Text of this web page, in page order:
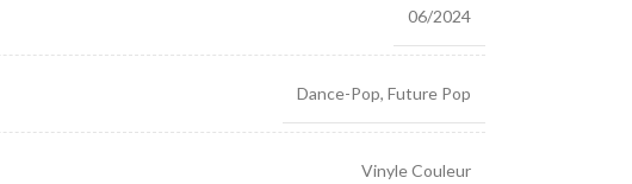
06/2024
Dance-Pop, Future Pop
Vinyle Couleur